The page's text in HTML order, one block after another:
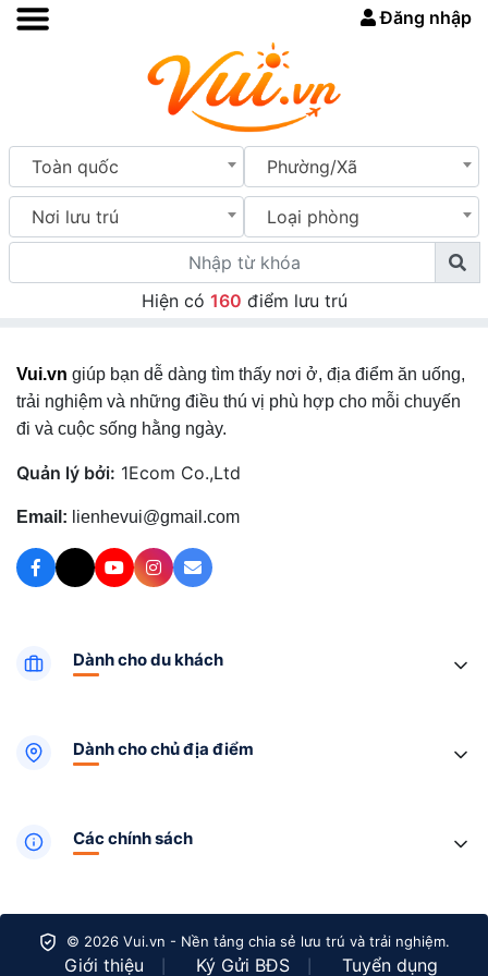
Đăng nhập
Toàn quốc Phường/Xã
Nơi lưu trú Loại phòng
Hiện có 160 điểm lưu trú
Vui.vn giúp bạn dễ dàng tìm thấy nơi ở, địa điểm ăn uống,
trải nghiệm và những điều thú vị phù hợp cho mỗi chuyến
đi và cuộc sống hằng ngày.
Quản lý bởi: 1Ecom Co.,Ltd
Email: lienhevui@gmail.com
Dành cho du khách
Dành cho chủ địa điểm
Các chính sách
© 2026 Vui.vn - Nền tảng chia sẻ lưu trú và trải nghiệm.
Giới thiệu Ký Gửi BĐS Tuyển dụng